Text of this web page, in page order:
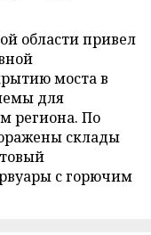
области привел
моста в
для
региона. По
склады
с горючим